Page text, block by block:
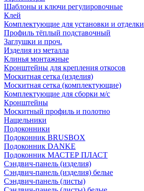
Шаблоны и ключи регулировочные
Клей
Комплектующие для установки и отделки
Профиль тёплый подставочный
Заглушки и проч.
Изделия из металла
Клинья монтажные
Кронштейны для крепления откосов
Москитная сетка (изделия)
Москитная сетка (комплектующие)
Комплектующие для сборки м/с
Кронштейны
Москитный профиль и полотно
Нащельники
Подоконники
Подоконник BRUSBOX
Подоконник DANKE
Подоконник МАСТЕР ПЛАСТ
Сэндвич-панель (изделия)
Сэндвич-панель (изделия) белые
Сэндвич-панель (листы)